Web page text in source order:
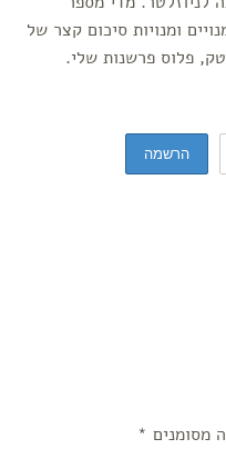
אני שולח ליותר מ-1,000 מנויים ומנויות סיכום קצר של
פלוס פרשנות שלי.
מסומנים *